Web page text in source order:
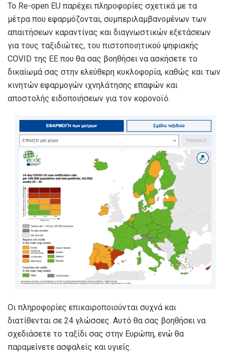
Το Re-open EU παρέχει πληροφορίες σχετικά με τα
μέτρα που εφαρμόζονται, συμπεριλαμβανομένων των
απαιτήσεων καραντίνας και διαγνωστικών εξετάσεων
για τους ταξιδιώτες, του πιστοποιητικού ψηφιακής
COVID της ΕΕ που θα σας βοηθήσει να ασκήσετε το
δικαίωμά σας στην ελεύθερη κυκλοφορία, καθώς και των
κινητών εφαρμογών ιχνηλάτησης επαφών και
αποστολής ειδοποιήσεων για τον κορονοϊό.
Οι πληροφορίες επικαιροποιούνται συχνά και
διατίθενται σε 24 γλώσσες. Αυτό θα σας βοηθήσει να
σχεδιάσετε το ταξίδι σας στην Ευρώπη, ενώ θα
παραμείνετε ασφαλείς και υγιείς.